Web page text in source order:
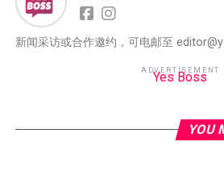
新闻采访或合作邀约，可电邮至
ADVERTISEMENT
Yes Boss
YOU